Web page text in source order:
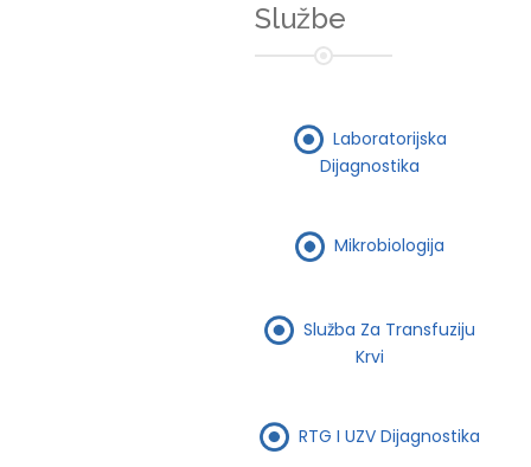
Službe
Laboratorijska
Dijagnostika
Mikrobiologija
Služba Za Transfuziju
Krvi
RTG I UZV Dijagnostika